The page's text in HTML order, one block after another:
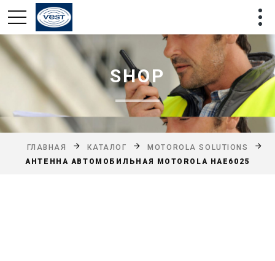
SHOP
ГЛАВНАЯ КАТАЛОГ
MOTOROLA SOLUTIONS
АНТЕННА АВТОМОБИЛЬНАЯ MOTOROLA HAE6025